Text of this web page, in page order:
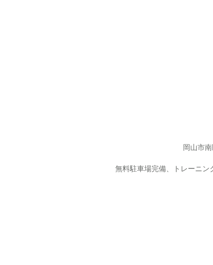
岡山市
無料駐車場完備、トレーニン